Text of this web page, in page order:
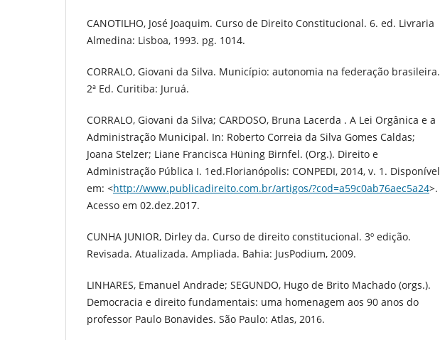
CANOTILHO, José Joaquim. Curso de Direito Constitucional. 6. ed. Livraria
Almedina: Lisboa, 1993. pg. 1014.
CORRALO, Giovani da Silva. Município: autonomia na federação brasileira.
2ª Ed. Curitiba: Juruá.
CORRALO, Giovani da Silva; CARDOSO, Bruna Lacerda . A Lei Orgânica e a
Administração Municipal. In: Roberto Correia da Silva Gomes Caldas;
Joana Stelzer; Liane Francisca Hüning Birnfel. (Org.). Direito e
Administração Pública I. 1ed.Florianópolis: CONPEDI, 2014, v. 1. Disponível
em: <http://www.publicadireito.com.br/artigos/?cod=a59c0ab76aec5a24>.
Acesso em 02.dez.2017.
CUNHA JUNIOR, Dirley da. Curso de direito constitucional. 3º edição.
Revisada. Atualizada. Ampliada. Bahia: JusPodium, 2009.
LINHARES, Emanuel Andrade; SEGUNDO, Hugo de Brito Machado (orgs.).
Democracia e direito fundamentais: uma homenagem aos 90 anos do
professor Paulo Bonavides. São Paulo: Atlas, 2016.